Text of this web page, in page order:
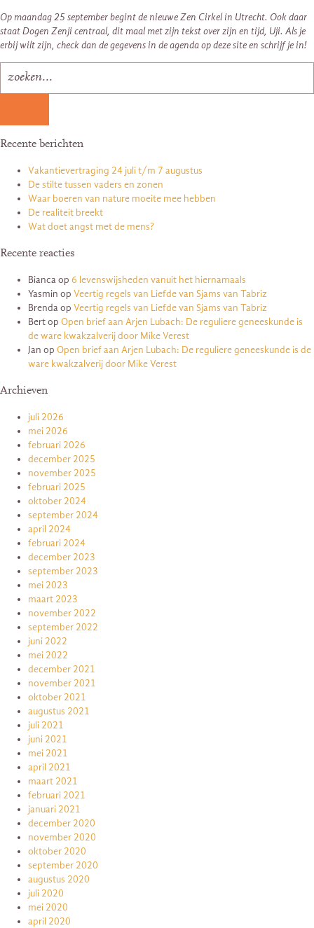
Op maandag 25 september begint de nieuwe Zen Cirkel in Utrecht. Ook daar
staat Dogen Zenji centraal, dit maal met zijn tekst over zijn en tijd, Uji. Als je
erbij wilt zijn, check dan de gegevens in de agenda op deze site en schrijf je in!
Recente berichten
Vakantievertraging 24 juli t/m 7 augustus
De stilte tussen vaders en zonen
Waar boeren van nature moeite mee hebben
De realiteit breekt
Wat doet angst met de mens?
Recente reacties
Biancaop 6 levenswijsheden vanuit het hiernamaals
Yasmin op Veertig regels van Liefde van Sjams van Tabriz
Brendaop Veertig regels van Liefde van Sjams van Tabriz
Bertop Open brief aan Arjen Lubach: De reguliere geneeskunde is
de ware kwakzalverij door Mike Verest
Jan op Open brief aan Arjen Lubach: De reguliere geneeskunde is de
ware kwakzalverij door Mike Verest
Archieven
juli 2026
mei 2026
februari 2026
december 2025
november 2025
februari 2025
oktober 2024
september 2024
april 2024
februari 2024
december 2023
september 2023
mei 2023
maart 2023
november 2022
september 2022
juni 2022
mei 2022
december 2021
november 2021
oktober 2021
augustus 2021
juli 2021
juni 2021
mei 2021
april 2021
maart 2021
februari 2021
januari 2021
december 2020
november 2020
oktober 2020
september 2020
augustus 2020
juli 2020
mei 2020
april 2020